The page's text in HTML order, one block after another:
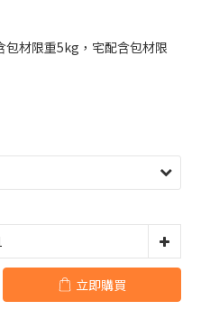
包材限重5kg，宅配含包材限
立即購買